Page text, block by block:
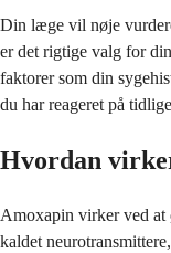
Din læge vil nøje
er det rigtige valg for
faktorer som din
du har reageret på
Hvordan
Amoxapin virker ved at
kaldet